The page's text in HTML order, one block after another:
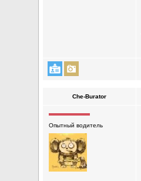
Che-Burator
Опытный водитель